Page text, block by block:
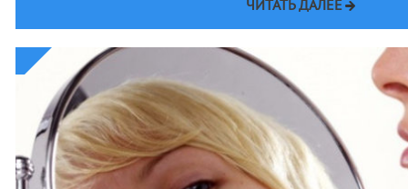
ЧИТАТЬ ДАЛЕЕ